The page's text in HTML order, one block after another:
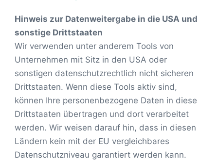
Hinweis zur Datenweitergabe in die USA und
sonstige Drittstaaten
Wir verwenden unter anderem Tools von
Unternehmen mit Sitz in den USA oder
sonstigen datenschutzrechtlich nicht sicheren
Drittstaaten. Wenn diese Tools aktiv sind,
können Ihre personenbezogene Daten in diese
Drittstaaten übertragen und dort verarbeitet
werden. Wir weisen darauf hin, dass in diesen
Ländern kein mit der EU vergleichbares
Datenschutzniveau garantiert werden kann.